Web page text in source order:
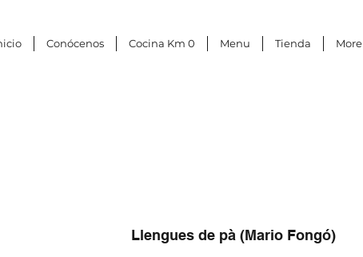
Conócenos Cocina Km 0 Menu Tienda More
Llengues de pà (Mario Fongó)